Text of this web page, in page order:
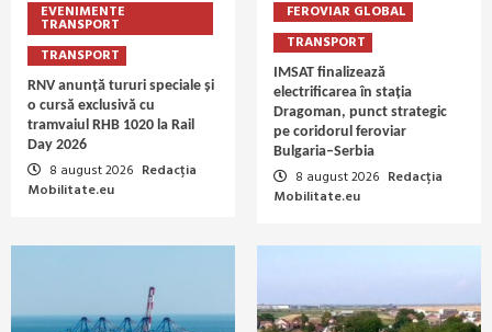
EVENIMENTE
TRANSPORT
TRANSPORT
RNV anunță tururi speciale și
o cursă exclusivă cu
tramvaiul RHB 1020 la Rail
Day 2026
8 august 2026 Redacția
Mobilitate.eu
FEROVIAR GLOBAL
TRANSPORT
IMSAT finalizează
electrificarea în stația
Dragoman, punct strategic
pe coridorul feroviar
Bulgaria–Serbia
8 august 2026 Redacția
Mobilitate.eu